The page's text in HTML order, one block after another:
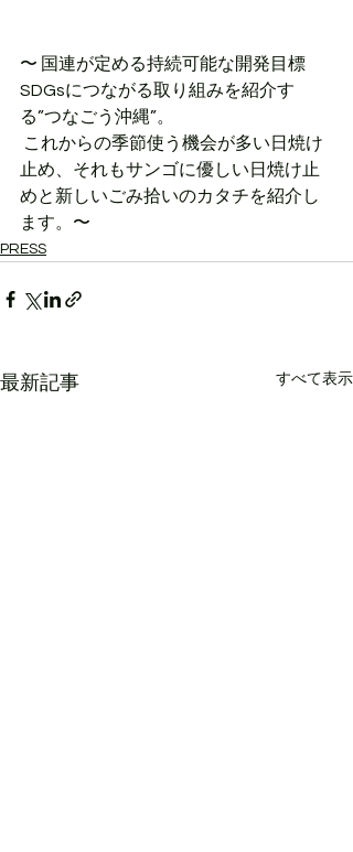
〜 国連が定める持続可能な開発目標
SDGsにつながる取り組みを紹介す
る”つなごう沖縄”。
止め、それもサンゴに優しい日焼け止
めと新しいごみ拾いのカタチを紹介し
ます。〜
PRESS
最新記事 すべて表示